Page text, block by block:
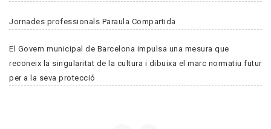
Jornades professionals Paraula Compartida
El Govern municipal de Barcelona impulsa una mesura que
reconeix la singularitat de la cultura i dibuixa el marc normatiu futur
per a la seva protecció